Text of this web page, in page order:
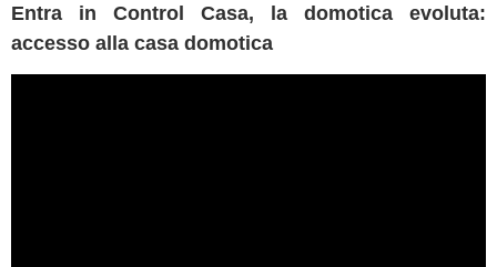
Entra in Control Casa, la domotica evoluta:
accesso alla casa domotica